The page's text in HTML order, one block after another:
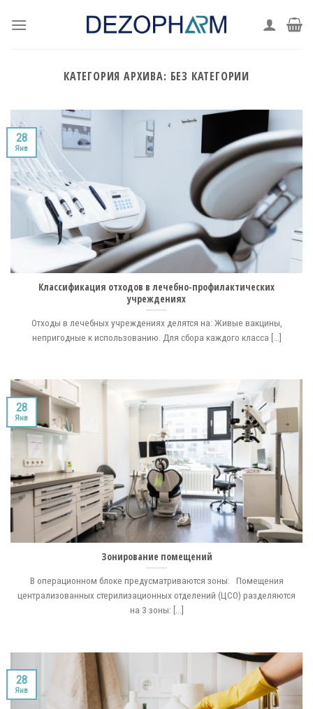
КАТЕГОРИЯ АРХИВА: БЕЗ КАТЕГОРИИ
Классификация отходов в лечебно-профилактических
учреждениях
Отходы в лечебных учреждениях делятся на: Живые вакцины,
непригодные к использованию. Для сбора каждого класса [...]
28
Янв
Зонирование помещений
В операционном блоке предусматриваются зоны: Помещения
централизованных стерилизационных отделений (ЦСО) разделяются
на 3 зоны: [...]
28
Янв
28
Янв